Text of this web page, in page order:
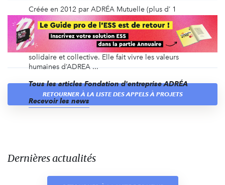
Créée en 2012 par ADRÉA Mutuelle (plus d’ 1
million de personnes protégées, 1 300
collaborateurs au service des adhérents) afin
d’incarner son engagement mutualiste, la Fondation
d’entreprise ADRÉA s’inscrit dans une démarche
solidaire et collective. Elle fait vivre les valeurs
humaines d’ADREA ...
Tous les articles Fondation d'entreprise ADRÉA
Recevoir les news
RETOURNER À LA LISTE DES APPELS À PROJETS
Dernières actualités